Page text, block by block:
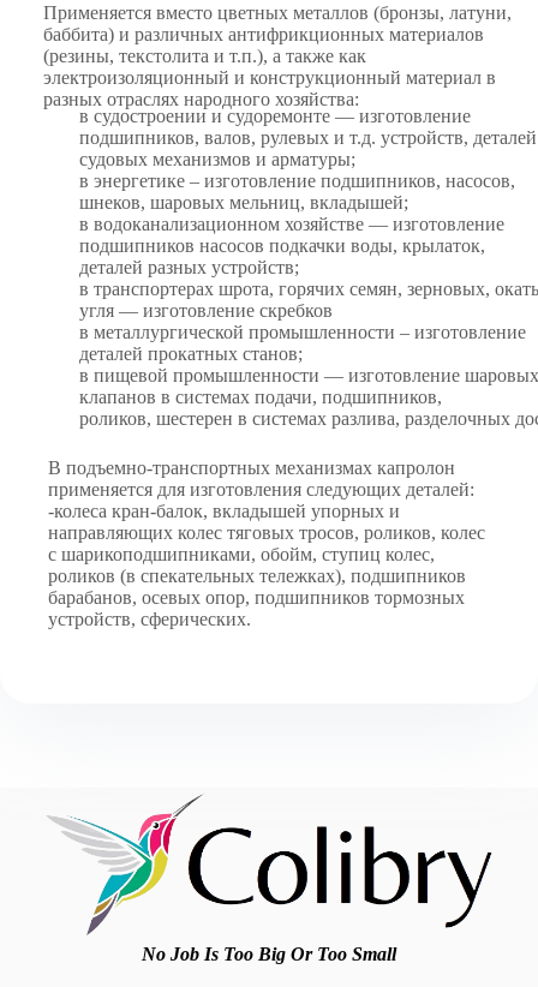
Применяется вместо цветных металлов (бронзы, латуни,
баббита) и различных антифрикционных материалов
(резины, текстолита и т.п.), а также как
электроизоляционный и конструкционный материал в
разных отраслях народного хозяйства:
в судостроении и судоремонте — изготовление
подшипников, валов, рулевых и т.д. устройств, деталей
судовых механизмов и арматуры;
в энергетике – изготовление подшипников, насосов,
шнеков, шаровых мельниц, вкладышей;
в водоканализационном хозяйстве — изготовление
подшипников насосов подкачки воды, крылаток,
деталей разных устройств;
в транспортерах шрота, горячих семян, зерновых,
угля — изготовление скребков
в металлургической промышленности – изготовление
деталей прокатных станов;
в пищевой промышленности — изготовление шаровых
клапанов в системах подачи, подшипников,
роликов, шестерен в системах разлива, разделочных
В подъемно-транспортных механизмах капролон
применяется для изготовления следующих деталей:
-колеса кран-балок, вкладышей упорных и
направляющих колес тяговых тросов, роликов, колес
с шарикоподшипниками, обойм, ступиц колес,
роликов (в спекательных тележках), подшипников
барабанов, осевых опор, подшипников тормозных
устройств, сферических.
No Job Is Too Big Or Too Small